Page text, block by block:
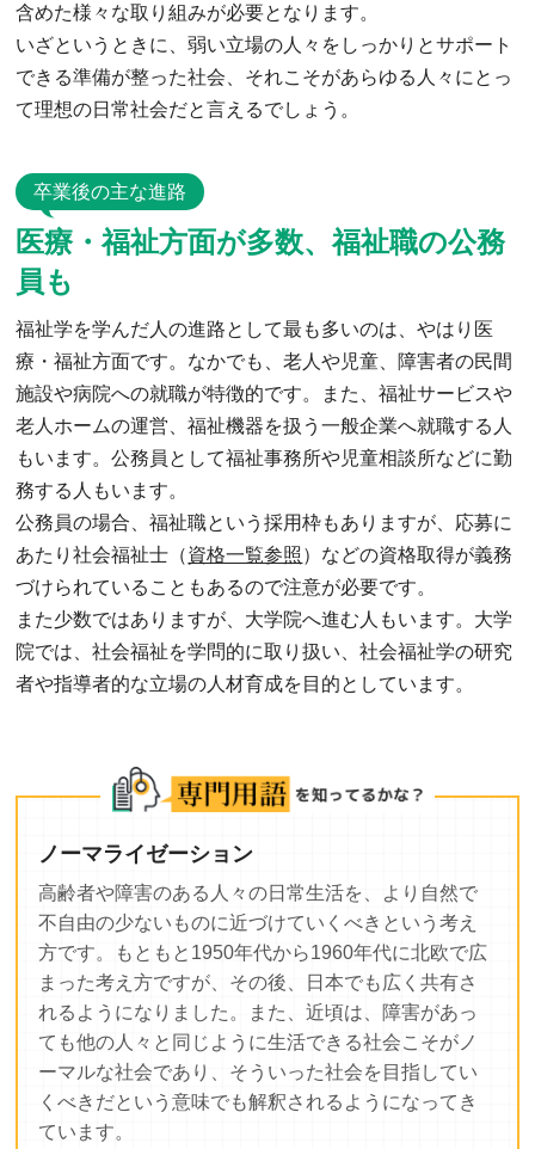
含めた様々な取り組みが必要となります。
いざというときに、弱い立場の人々をしっかりとサポート
できる準備が整った社会、それこそがあらゆる人々にとっ
て理想の日常社会だと言えるでしょう。
卒業後の主な進路
医療・福祉方面が多数、福祉職の公務
員も
福祉学を学んだ人の進路として最も多いのは、やはり医
療・福祉方面です。なかでも、老人や児童、障害者の民間
施設や病院への就職が特徴的です。また、福祉サービスや
老人ホームの運営、福祉機器を扱う一般企業へ就職する人
もいます。公務員として福祉事務所や児童相談所などに勤
務する人もいます。
公務員の場合、福祉職という採用枠もありますが、応募に
あたり社会福祉士（資格一覧参照）などの資格取得が義務
づけられていることもあるので注意が必要です。
また少数ではありますが、大学院へ進む人もいます。大学
院では、社会福祉を学問的に取り扱い、社会福祉学の研究
者や指導者的な立場の人材育成を目的としています。
ノーマライゼーション
高齢者や障害のある人々の日常生活を、より自然で
不自由の少ないものに近づけていくべきという考え
方です。もともと1950年代から1960年代に北欧で広
まった考え方ですが、その後、日本でも広く共有さ
れるようになりました。また、近頃は、障害があっ
ても他の人々と同じように生活できる社会こそがノ
ーマルな社会であり、そういった社会を目指してい
くべきだという意味でも解釈されるようになってき
ています。